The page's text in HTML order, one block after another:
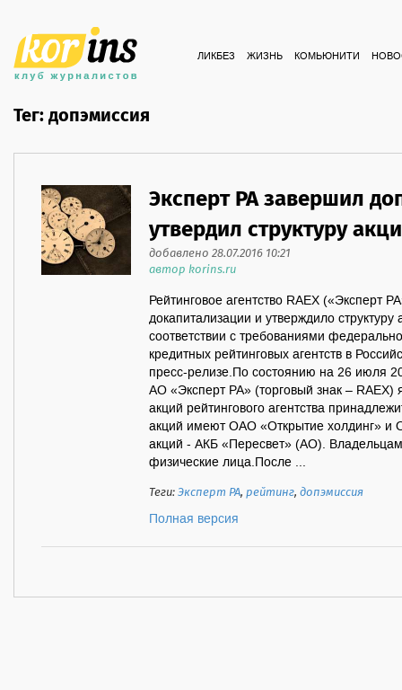
ЛИКБЕЗ ЖИЗНЬ КОМЬЮНИТИ
Тег: допэмиссия
Эксперт РА завершил
утвердил структуру
добавлено 28.07.2016 10:21
автор korins.ru
Рейтинговое агентство RAEX («Эксперт
докапитализации и утверждило структуру
соответствии с требованиями
кредитных рейтинговых агентств в
пресс-релизе.По состоянию на 26 июля
АО «Эксперт РА» (торговый знак –
акций рейтингового агентства
акций имеют ОАО «Открытие холдинг» и
акций - АКБ «Пересвет» (АО).
физические лица.После ...
Теги:Эксперт РА,рейтинг,допэмиссия
Полная версия